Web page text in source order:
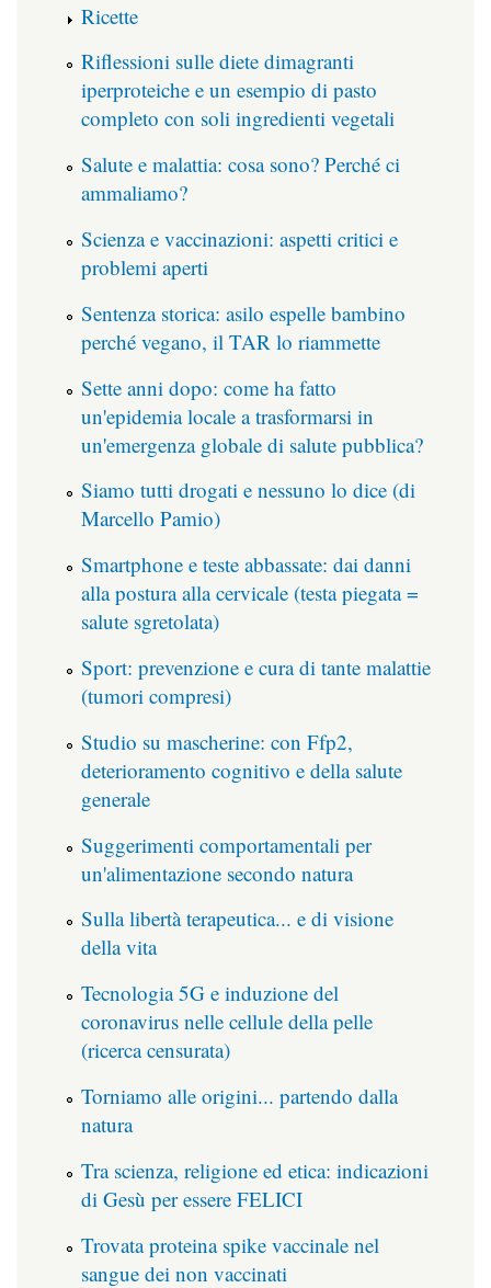
Ricette
Riflessioni sulle diete dimagranti
iperproteiche e un esempio di pasto
completo con soli ingredienti vegetali
Salute e malattia: cosa sono? Perché ci
ammaliamo?
Scienza e vaccinazioni: aspetti critici e
problemi aperti
Sentenza storica: asilo espelle bambino
perché vegano, il TAR lo riammette
Sette anni dopo: come ha fatto
un'epidemia locale a trasformarsi in
un'emergenza globale di salute pubblica?
Siamo tutti drogati e nessuno lo dice (di
Marcello Pamio)
Smartphone e teste abbassate: dai danni
alla postura alla cervicale (testa piegata =
salute sgretolata)
Sport: prevenzione e cura di tante malattie
(tumori compresi)
Studio su mascherine: con Ffp2,
deterioramento cognitivo e della salute
generale
Suggerimenti comportamentali per
un'alimentazione secondo natura
Sulla libertà terapeutica... e di visione
della vita
Tecnologia 5G e induzione del
coronavirus nelle cellule della pelle
(ricerca censurata)
Torniamo alle origini... partendo dalla
natura
Tra scienza, religione ed etica: indicazioni
di Gesù per essere FELICI
Trovata proteina spike vaccinale nel
sangue dei non vaccinati